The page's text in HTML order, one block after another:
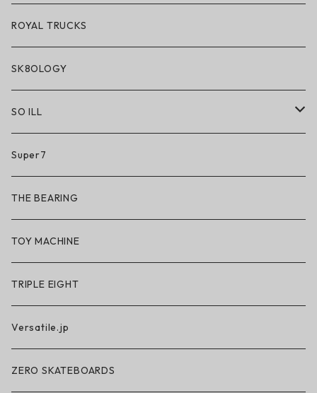
ROYAL TRUCKS
SK8OLOGY
SO ILL
So iLL
So iLL × ON THE ROAM
BN3TH × So iLL × ON THE ROAM
Super7
THE BEARING
TOY MACHINE
TRIPLE EIGHT
Versatile.jp
ZERO SKATEBOARDS